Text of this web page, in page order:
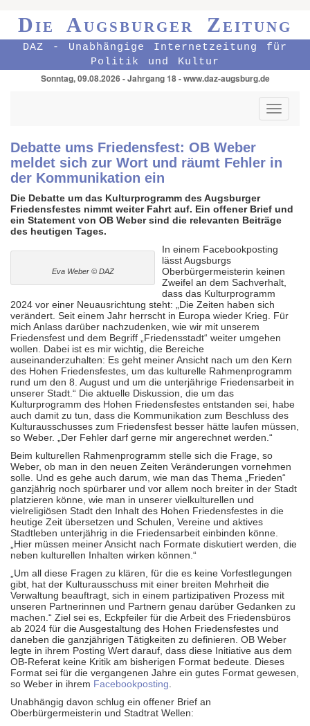
Die Augsburger Zeitung
DAZ - Unabhängige Internetzeitung für
Politik und Kultur
Sonntag, 09.08.2026 - Jahrgang 18 - www.daz-augsburg.de
Toggle
Debatte ums Friedensfest: OB Weber
meldet sich zur Wort und räumt Fehler in
der Kommunikation ein
Die Debatte um das Kulturprogramm des Augsburger
Friedensfestes nimmt weiter Fahrt auf. Ein offener Brief und
ein Statement von OB Weber sind die relevanten Beiträge
des heutigen Tages.
Eva Weber © DAZ
In einem Facebookposting
lässt Augsburgs
Oberbürgermeisterin keinen
Zweifel an dem Sachverhalt,
dass das Kulturprogramm
2024 vor einer Neuausrichtung steht: „Die Zeiten haben sich
verändert. Seit einem Jahr herrscht in Europa wieder Krieg. Für
mich Anlass darüber nachzudenken, wie wir mit unserem
Friedensfest und dem Begriff „Friedensstadt“ weiter umgehen
wollen. Dabei ist es mir wichtig, die Bereiche
auseinanderzuhalten: Es geht meiner Ansicht nach um den Kern
des Hohen Friedensfestes, um das kulturelle Rahmenprogramm
rund um den 8. August und um die unterjährige Friedensarbeit in
unserer Stadt.“ Die aktuelle Diskussion, die um das
Kulturprogramm des Hohen Friedensfestes entstanden sei, habe
auch damit zu tun, dass die Kommunikation zum Beschluss des
Kulturausschusses zum Friedensfest besser hätte laufen müssen,
so Weber. „Der Fehler darf gerne mir angerechnet werden.“
Beim kulturellen Rahmenprogramm stelle sich die Frage, so
Weber, ob man in den neuen Zeiten Veränderungen vornehmen
solle. Und es gehe auch darum, wie man das Thema „Frieden“
ganzjährig noch spürbarer und vor allem noch breiter in der Stadt
platzieren könne, wie man in unserer vielkulturellen und
vielreligiösen Stadt den Inhalt des Hohen Friedensfestes in die
heutige Zeit übersetzen und Schulen, Vereine und aktives
Stadtleben unterjährig in die Friedensarbeit einbinden könne.
„Hier müssen meiner Ansicht nach Formate diskutiert werden, die
neben kulturellen Inhalten wirken können.“
„Um all diese Fragen zu klären, für die es keine Vorfestlegungen
gibt, hat der Kulturausschuss mit einer breiten Mehrheit die
Verwaltung beauftragt, sich in einem partizipativen Prozess mit
unseren Partnerinnen und Partnern genau darüber Gedanken zu
machen.“ Ziel sei es, Eckpfeiler für die Arbeit des Friedensbüros
ab 2024 für die Ausgestaltung des Hohen Friedensfestes und
daneben die ganzjährigen Tätigkeiten zu definieren. OB Weber
legte in ihrem Posting Wert darauf, dass diese Initiative aus dem
OB-Referat keine Kritik am bisherigen Format bedeute. Dieses
Format sei für die vergangenen Jahre ein gutes Format gewesen,
so Weber in ihrem Facebookposting
Unabhängig davon schlug ein offener Brief an
Oberbürgermeisterin und Stadtrat Wellen: